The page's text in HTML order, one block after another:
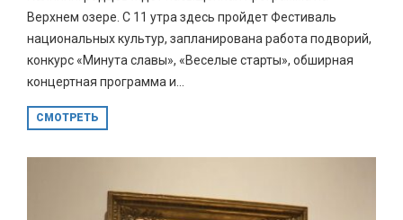
Верхнем озере. С 11 утра здесь пройдет Фестиваль
национальных культур, запланирована работа подворий,
конкурс «Минута славы», «Веселые старты», обширная
концертная программа и...
СМОТРЕТЬ